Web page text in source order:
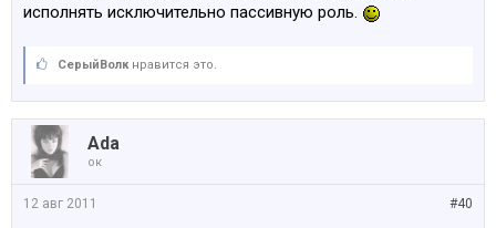
исполнять исключительно пассивную роль.
СерыйВолкнравится это.
Ada
ок
#40
12 авг 2011